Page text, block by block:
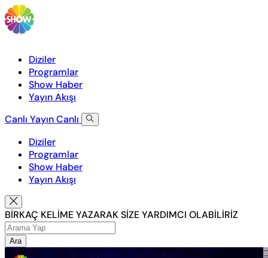
Diziler
Programlar
Show Haber
Yayın Akışı
Canlı YayınCanlı
Diziler
Programlar
Show Haber
Yayın Akışı
BİRKAÇ KELİME YAZARAK SİZE YARDIMCI OLABİLİRİZ
Ara